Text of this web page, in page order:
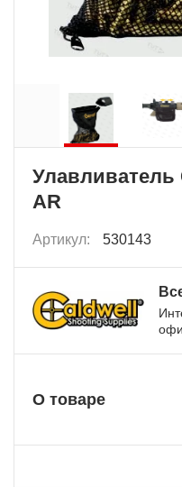
Улавливатель
AR
Артикул: 530143
О товаре